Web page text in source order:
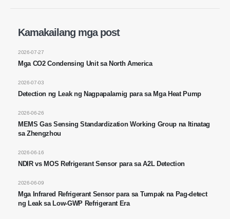
Kamakailang mga post
Mga CO2 Condensing Unit sa North America
2026-07-27
Detection ng Leak ng Nagpapalamig para sa Mga Heat Pump
2026-07-03
MEMS Gas Sensing Standardization Working Group na Itinatag
sa Zhengzhou
2026-06-26
NDIR vs MOS Refrigerant Sensor para sa A2L Detection
2026-06-16
Mga Infrared Refrigerant Sensor para sa Tumpak na Pag-detect
ng Leak sa Low-GWP Refrigerant Era
2026-06-09
Address: No.299 Jinsuo Road, National High-Tech Zone, Zhengzhou
Tel:0086-371-67169097
Whatsapp 8618595618735
WeChat Whatsapp
Mainit na produkto